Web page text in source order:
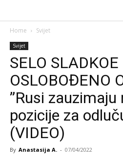
Home Svijet
Svijet
SELO SLADKOE
OSLOBOĐENO
”Rusi zauzimaju
pozicije za
(VIDEO)
By Anastasija A. - 07/04/2022